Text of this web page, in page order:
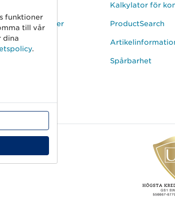
Kom igång-guider
Kalkylator för
ProductSearch
Spårbarhet
funktioner
till vår
dina
.